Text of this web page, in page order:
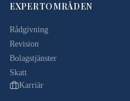
EXPERTOMRÅDEN
Rådgivning
Revision
Bolagstjänster
Skatt
Karriär